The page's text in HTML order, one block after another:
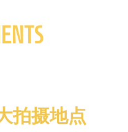
拍摄地点